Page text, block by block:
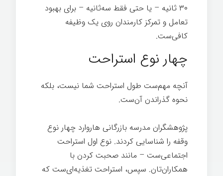
۳۰ ثانیه – یا حتی فقط سه‌ثانیه – برای بهبود
تعامل و تمرکز کارمندان روی یک وظیفه
کافی‌ست.
چهار نوع استراحت
آنچه مهم‌ست طول استراحت شما نیست، بلکه
نحوه گذراندن آن‌ست.
پژوهشگران مدرسه بازرگانی هاروارد چهار نوع
وقفه را شناسایی کردند. نوع اول استراحت
اجتماعی‌ست – مانند صحبت کردن با
همکاران‌تان. سپس، استراحت تغذیه‌ای‌ست که